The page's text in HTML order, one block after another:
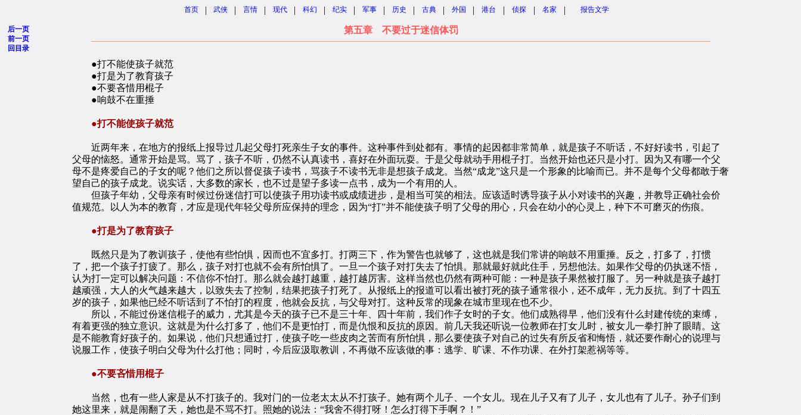
首页 | 武侠 | 言情 | 现代 | 科幻 | 纪实 | 军事 | 历史 | 古典 | 外国 | 港台 | 侦探 | 名家 | 报告文学
后一页
前一页
回目录
第五章 不要过于迷信体罚
●打不能使孩子就范
●打是为了教育孩子
●不要吝惜用棍子
●响鼓不在重捶
●打不能使孩子就范
近两年来，在地方的报纸上报导过几起父母打死亲生子女的事件。这种事件到处都有。事情的起因都非常简单，就是孩子不听话，不好好读书，引起了
父母的恼怒。通常开始是骂。骂了，孩子不听，仍然不认真读书，喜好在外面玩耍。于是父母就动手用棍子打。当然开始也还只是小打。因为又有哪一个父
母不是疼爱自己的子女的呢？他们之所以督促孩子读书，骂孩子不读书无非是想孩子成龙。当然“成龙”这只是一个形象的比喻而已。并不是每个父母都敢于奢
望自己的孩子成龙。说实话，大多数的家长，也不过是望子多读一点书，成为一个有用的人。
但孩子年幼，父母亲有时候过份迷信打可以使孩子用功读书或成绩进步，是相当可笑的相法。应该适时诱导孩子从小对读书的兴趣，并教导正确社会价
值规范。以人为本的教育，才应是现代年轻父母所应保持的理念，因为“打”并不能使孩子明了父母的用心，只会在幼小的心灵上，种下不可磨灭的伤痕。
●打是为了教育孩子
既然只是为了教训孩子，使他有些怕惧，因而也不宜多打。打两三下，作为警告也就够了，这也就是我们常讲的响鼓不用重捶。反之，打多了，打惯
了，把一个孩子打疲了。那么，孩子对打也就不会有所怕惧了。一旦一个孩子对打失去了怕惧。那就最好就此住手，另想他法。如果作父母的仍执迷不悟，
认为打一定可以解决问题：不信你不怕打。那么就会越打越重，越打越厉害。这样当然也仍然有两种可能：一种是孩子果然被打服了。另一种就是孩子越打
越顽强，大人的火气越来越大，以致失去了控制，结果把孩子打死了。从报纸上的报道可以看出被打死的孩子通常很小，还不成年，无力反抗。到了十四五
岁的孩子，如果他已经不听话到了不怕打的程度，他就会反抗，与父母对打。这种反常的现象在城市里现在也不少。
所以，不能过份迷信棍子的威力，尤其是今天的孩子已不是三十年、四十年前，我们作子女时的子女。他们成熟得早，他们没有什么封建传统的束缚，
有着更强的独立意识。这就是为什么打多了，他们不是更怕打，而是仇恨和反抗的原因。前几天我还听说一位教师在打女儿时，被女儿一拳打肿了眼睛。这
是不能教育好孩子的。如果说，他们只想通过打，使孩子吃一些皮肉之苦而有所怕惧，那么要使孩子对自己的过失有所反省和悔悟，就还要作耐心的说理与
说服工作，使孩子明白父母为什么打他；同时，今后应汲取教训，不再做不应该做的事：逃学、旷课、不作功课、在外打架惹祸等等。
●不要吝惜用棍子
当然，也有一些人家是从不打孩子的。我对门的一位老太太从不打孩子。她有两个儿子、一个女儿。现在儿子又有了儿子，女儿也有了儿子。孙子们到
她这里来，就是闹翻了天，她也是不骂不打。照她的说法：“我舍不得打呀！怎么打得下手啊？！”